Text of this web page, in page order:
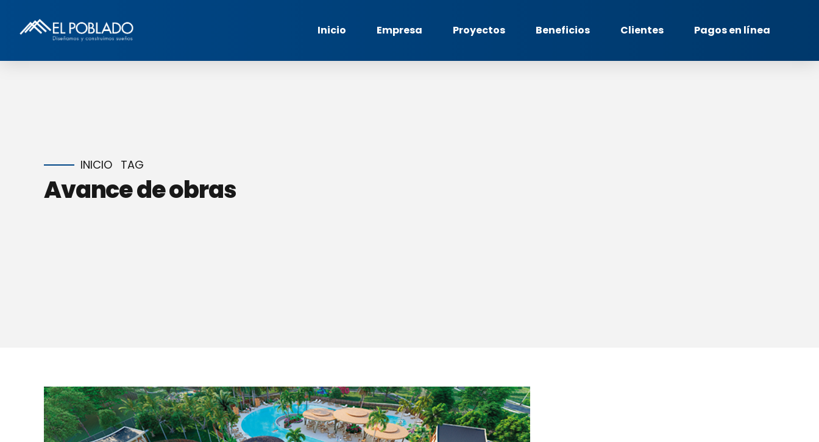
Inicio Empresa Proyectos Beneficios Clientes Pagos en línea
INICIO TAG
Avance de obras